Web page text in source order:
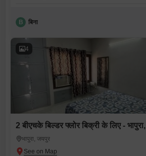
B बिना
4
2 बीएचके बिल्डर फ्लोर बिक्री के लिए -
भापुरा, जयपुर